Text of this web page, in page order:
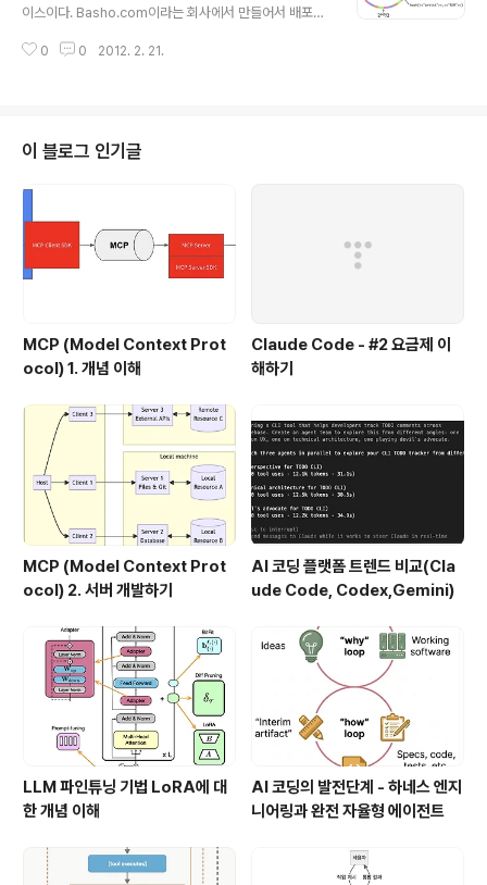
이스이다. Basho.com이라는 회사에서 만들어서 배포하
지원을 받을 수 있는 Enterprise version을 지원하고 있
ra등의 계열로 나뉘어 지며, Riak은 Dynamo 계열에 속
한다. 데이타 모델에 있어서는 Key,Value 저장형식을 취
하는데, Value는 JSON 문서가 저장되는 문서 저장형 데
0 0 2012. 2. 21.
이 블로그 인기글
MCP (Model Context Prot
ocol) 1. 개념 이해
Claude Code - #2 요금제 이
해하기
MCP (Model Context Prot
ocol) 2. 서버 개발하기
AI 코딩 플랫폼 트렌드 비교(Cla
ude Code, Codex,Gemini)
LLM 파인튜닝 기법 LoRA에 대
한 개념 이해
AI 코딩의 발전단계 - 하네스 엔지
니어링과 완전 자율형 에이전트